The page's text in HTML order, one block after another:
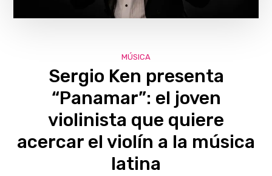
MÚSICA
Sergio Ken presenta
“Panamar”: el joven
violinista que quiere
acercar el violín a la música
latina